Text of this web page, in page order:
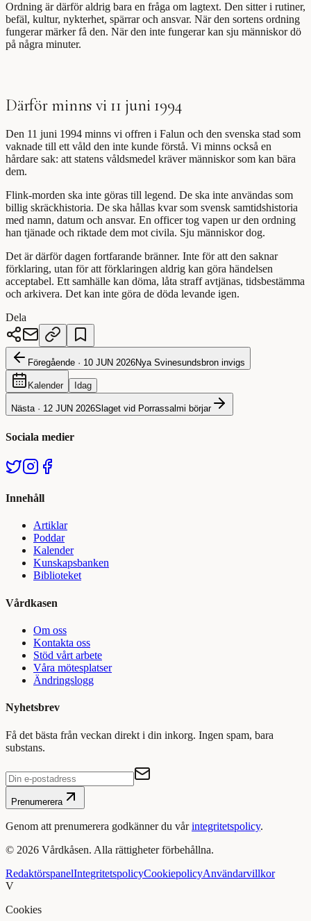
Ordning är därför aldrig bara en fråga om lagtext. Den sitter i rutiner,
befäl, kultur, nykterhet, spärrar och ansvar. När den sortens ordning
fungerar märker få den. När den inte fungerar kan sju människor dö
på några minuter.
Därför minns vi 11 juni 1994
Den 11 juni 1994 minns vi offren i Falun och den svenska stad som
vaknade till ett våld den inte kunde förstå. Vi minns också en
hårdare sak: att statens våldsmedel kräver människor som kan bära
dem.
Flink-morden ska inte göras till legend. De ska inte användas som
billig skräckhistoria. De ska hållas kvar som svensk samtidshistoria
med namn, datum och ansvar. En officer tog vapen ur den ordning
han tjänade och riktade dem mot civila. Sju människor dog.
Det är därför dagen fortfarande bränner. Inte för att den saknar
förklaring, utan för att förklaringen aldrig kan göra händelsen
acceptabel. Ett samhälle kan döma, låta straff avtjänas, tidsbestämma
och arkivera. Det kan inte göra de döda levande igen.
Dela
Föregående · 10 JUN 2026Nya Svinesundsbron invigs
Kalender Idag
Nästa · 12 JUN 2026Slaget vid Porrassalmi börjar
Sociala medier
Innehåll
Artiklar
Poddar
Kalender
Kunskapsbanken
Biblioteket
Vårdkasen
Om oss
Kontakta oss
Stöd vårt arbete
Våra mötesplatser
Ändringslogg
Nyhetsbrev
Få det bästa från veckan direkt i din inkorg. Ingen spam, bara
substans.
Prenumerera
Genom att prenumerera godkänner du vår integritetspolicy.
© 2026 Vårdkåsen. Alla rättigheter förbehållna.
RedaktörspanelIntegritetspolicyCookiepolicyAnvändarvillkor
V
Cookies